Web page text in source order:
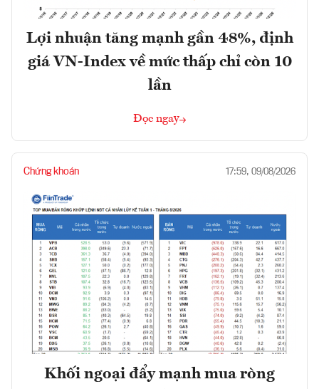
Lợi nhuận tăng mạnh gần 48%, định
giá VN-Index về mức thấp chỉ còn 10
lần
Đọc ngay
Chứng khoán 17:59, 09/08/2026
Khối ngoại đẩy mạnh mua ròng